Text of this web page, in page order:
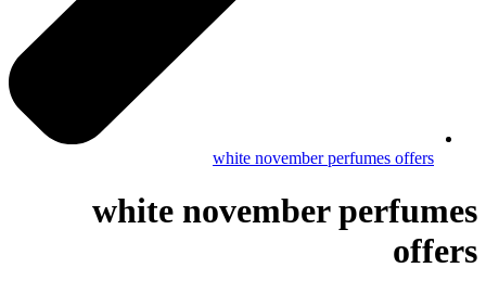
white november perfumes offers
white november perfumes
offers